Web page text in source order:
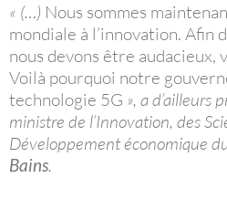
« (…) Nous sommes
mondiale à l’innovation. Afin
nous devons être audacieux,
Voilà pourquoi notre
technologie 5G », a d’ailleurs
ministre de l’Innovation, des
Développement économique
Bains.